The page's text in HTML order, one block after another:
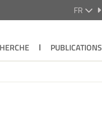
FR
PUBLICATIONS